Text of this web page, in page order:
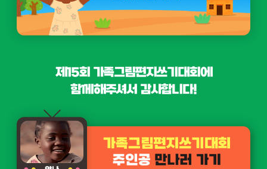
제15회 가족그림편지쓰기대회에
함께해주셔서 감사합니다!